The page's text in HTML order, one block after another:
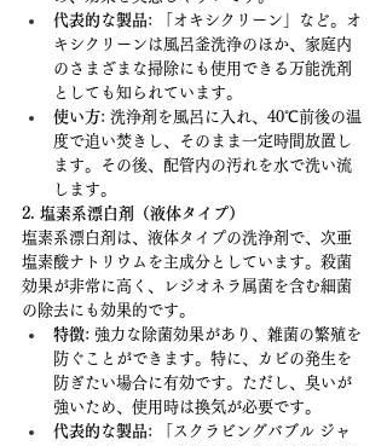
代表的な製品: 「オキシクリーン」など。オ
キシクリーンは風呂釜洗浄のほか、家庭内
のさまざまな掃除にも使用できる万能洗剤
としても知られています。
使い方: 洗浄剤を風呂に入れ、40℃前後の温
度で追い焚きし、そのまま一定時間放置し
ます。その後、配管内の汚れを水で洗い流
します。
2. 塩素系漂白剤（液体タイプ）
塩素系漂白剤は、液体タイプの洗浄剤で、次亜
塩素酸ナトリウムを主成分としています。殺菌
効果が非常に高く、レジオネラ属菌を含む細菌
の除去にも効果的です。
特徴: 強力な除菌効果があり、雑菌の繁殖を
防ぐことができます。特に、カビの発生を
防ぎたい場合に有効です。ただし、臭いが
強いため、使用時は換気が必要です。
代表的な製品: 「スクラビングバブル ジャ